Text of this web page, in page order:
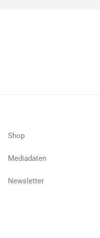
Shop
Mediadaten
Newsletter